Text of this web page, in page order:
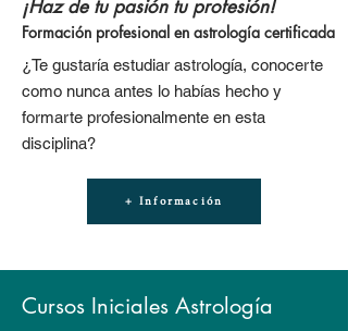
¡Haz de tu pasión tu profesión!
Formación profesional en astrología certificada
¿Te gustaría estudiar astrología, conocerte
como nunca antes lo habías hecho y
formarte profesionalmente en esta
disciplina?
+ Información
Cursos Iniciales Astrología